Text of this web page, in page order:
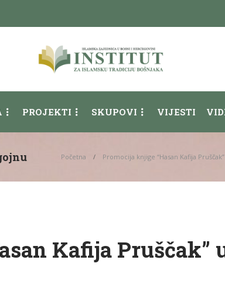
PROJEKTI SKUPOVI VIJESTI
Početna Promocija knjige “Hasan Kafija
Kafija Pruščak”